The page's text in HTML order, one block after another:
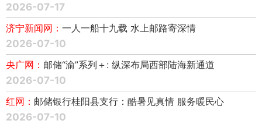
2026-07-17
济宁新闻网： 一人一船十九载 水上邮路寄深情
2026-07-10
央广网： 邮储“渝”系列＋: 纵深布局西部陆海新通道
2026-07-10
红网： 邮储银行桂阳县支行：酷暑见真情 服务暖民心
2026-07-10